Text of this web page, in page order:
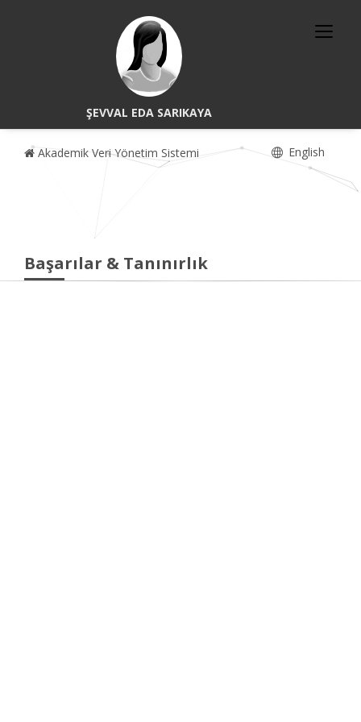
ŞEVVAL EDA SARIKAYA
Akademik Veri Yönetim Sistemi English
Başarılar & Tanınırlık